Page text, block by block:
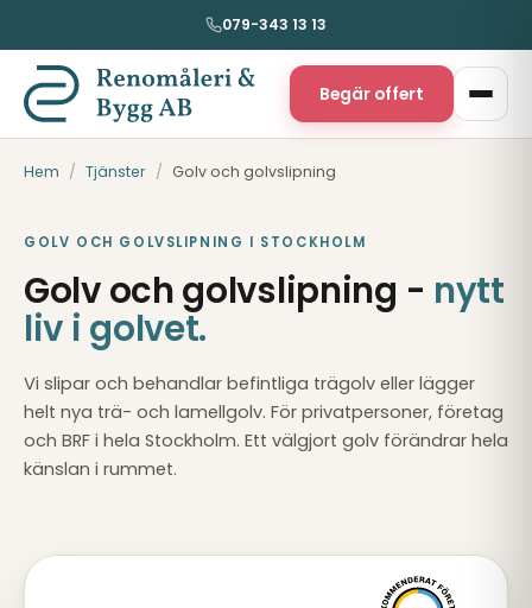
079-343 13 13
Begär offert
Hem / Tjänster / Golv och golvslipning
GOLV OCH GOLVSLIPNING I STOCKHOLM
Golv och golvslipning - nytt
liv i golvet.
Vi slipar och behandlar befintliga trägolv eller lägger
helt nya trä- och lamellgolv. För privatpersoner, företag
och BRF i hela Stockholm. Ett välgjort golv förändrar hela
känslan i rummet.